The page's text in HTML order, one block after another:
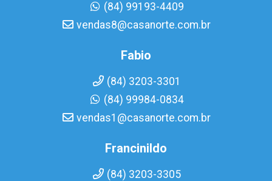
(84) 99193-4409
vendas8@casanorte.com.br
Fabio
(84) 3203-3301
(84) 99984-0834
vendas1@casanorte.com.br
Francinildo
(84) 3203-3305